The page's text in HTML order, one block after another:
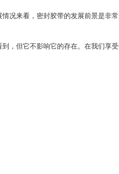
况来看，密封胶带的发展前景是非
，但它不影响它的存在。在我们享